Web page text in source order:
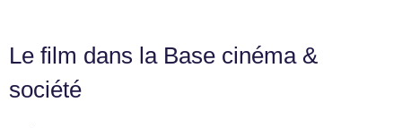
Le film dans la Base cinéma &
société